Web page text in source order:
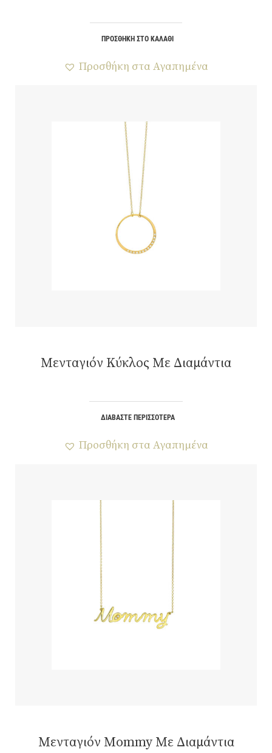
ΠΡΟΣΘΉΚΗ ΣΤΟ ΚΑΛΆΘΙ
Προσθήκη στα Αγαπημένα
Μενταγιόν Κύκλος Με Διαμάντια
ΔΙΑΒΆΣΤΕ ΠΕΡΙΣΣΌΤΕΡΑ
Προσθήκη στα Αγαπημένα
Μενταγιόν Mommy Με Διαμάντια